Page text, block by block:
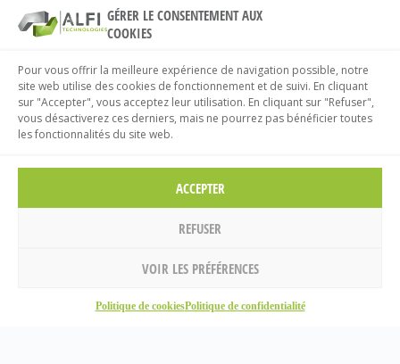
GÉRER LE CONSENTEMENT AUX
COOKIES
Pour vous offrir la meilleure expérience de navigation possible, notre
site web utilise des cookies de fonctionnement et de suivi. En cliquant
sur "Accepter", vous acceptez leur utilisation. En cliquant sur "Refuser",
vous désactiverez ces derniers, mais ne pourrez pas bénéficier toutes
les fonctionnalités du site web.
ACCEPTER
REFUSER
VOIR LES PRÉFÉRENCES
Politique de cookiesPolitique de confidentialité
Services
A PROPOS DU SITE
Mentions légales
Politique de confidentialité
Politique de cookies